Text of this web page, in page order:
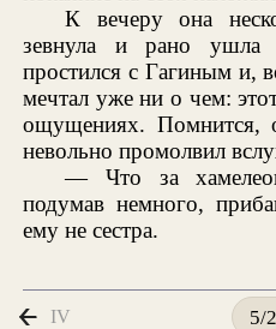
К вечеру она
зевнула и рано
простился с Гагиным и,
мечтал уже ни о чем:
ощущениях. Помнится,
невольно промолвил
— Что за
подумав немного,
ему не сестра.
IV 5/